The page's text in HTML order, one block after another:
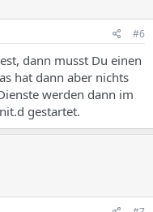
#6
dann musst Du einen
hat dann aber nichts
werden dann im
gestartet.